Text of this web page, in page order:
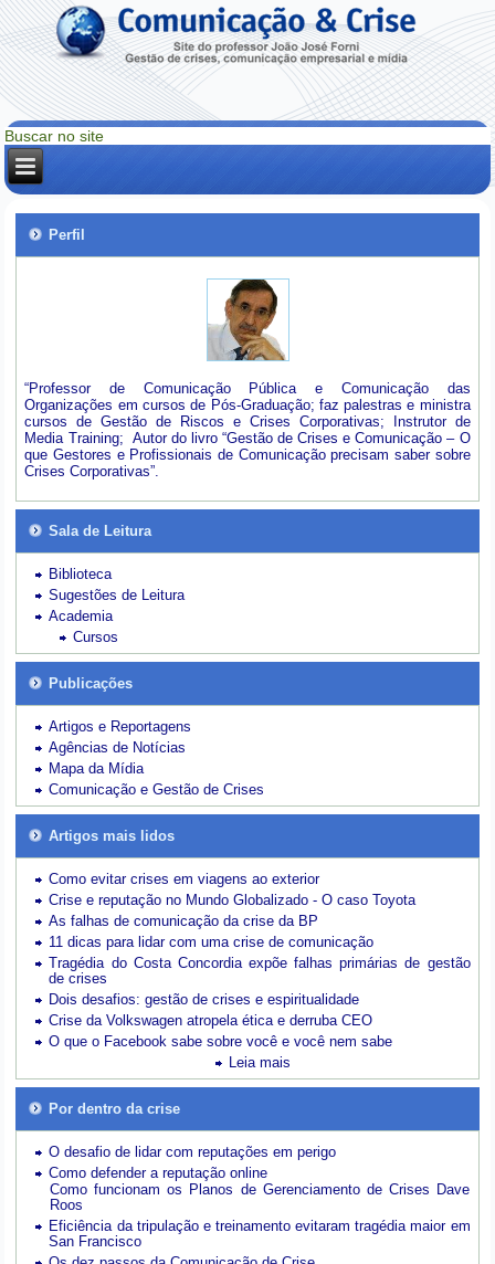
Perfil
“Professor de Comunicação Pública e Comunicação das
Organizações em cursos de Pós-Graduação; faz palestras e ministra
cursos de Gestão de Riscos e Crises Corporativas; Instrutor de
Media Training; Autor do livro “Gestão de Crises e Comunicação – O
que Gestores e Profissionais de Comunicação precisam saber sobre
Crises Corporativas”.
Sala de Leitura
Biblioteca
Sugestões de Leitura
Academia
Cursos
Publicações
Artigos e Reportagens
Agências de Notícias
Mapa da Mídia
Comunicação e Gestão de Crises
Artigos mais lidos
Como evitar crises em viagens ao exterior
Crise e reputação no Mundo Globalizado - O caso Toyota
As falhas de comunicação da crise da BP
11 dicas para lidar com uma crise de comunicação
Tragédia do Costa Concordia expõe falhas primárias de gestão
de crises
Dois desafios: gestão de crises e espiritualidade
Crise da Volkswagen atropela ética e derruba CEO
O que o Facebook sabe sobre você e você nem sabe
Leia mais
Por dentro da crise
O desafio de lidar com reputações em perigo
Como defender a reputação online
Como funcionam os Planos de Gerenciamento de Crises Dave
Roos
Eficiência da tripulação e treinamento evitaram tragédia maior em
San Francisco